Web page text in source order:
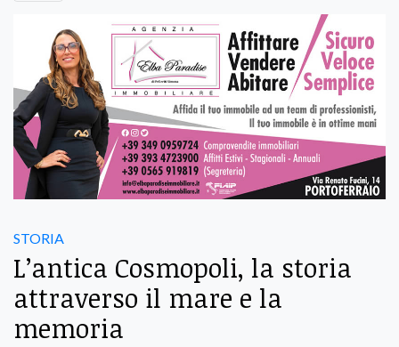
STORIA
L’antica Cosmopoli, la storia
attraverso il mare e la
memoria